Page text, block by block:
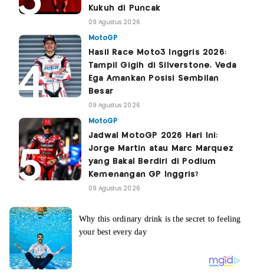
Kukuh di Puncak
09 Agustus 2026
MotoGP
Hasil Race Moto3 Inggris 2026:
Tampil Gigih di Silverstone, Veda
Ega Amankan Posisi Sembilan
Besar
09 Agustus 2026
MotoGP
Jadwal MotoGP 2026 Hari Ini:
Jorge Martin atau Marc Marquez
yang Bakal Berdiri di Podium
Kemenangan GP Inggris?
09 Agustus 2026